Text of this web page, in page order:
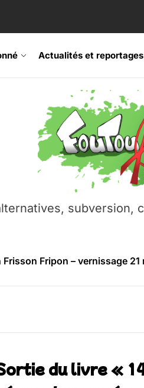
Actualités et reportages
subversion,
Fripon – vernissage 21
Festival – Samedi 18
Ŝtono, un livre réalisé par
contre l’A412 à
Fripon – vernissage 21
Festival – Samedi 18
du livre «